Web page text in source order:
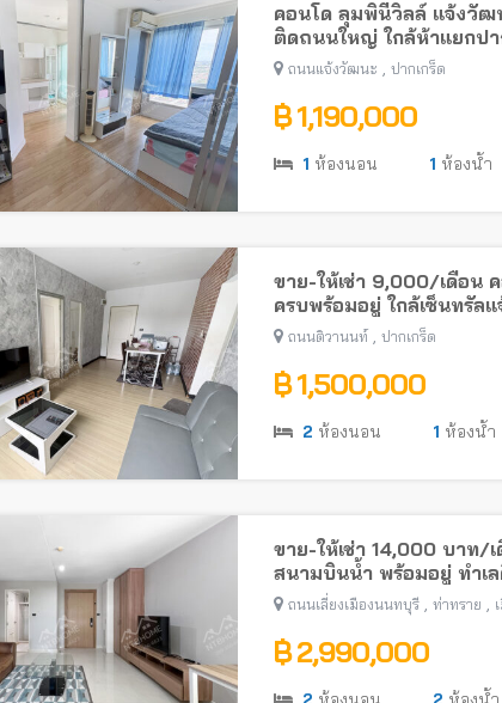
คอนโด ลุมพินีวิลล์ แจ้งวัฒ
ติดถนนใหญ่ ใกล้ห้าแยกปา
ถนนแจ้งวัฒนะ , ปากเกร็ด
฿ 1,190,000
1 ห้องนอน 1 ห้องน้ำ
ขาย-ให้เช่า 9,000/เดือน
ครบพร้อมอยู่ ใกล้เซ็นทรัลแ
ถนนติวานนท์ , ปากเกร็ด
฿ 1,500,000
2 ห้องนอน 1 ห้องน้ำ
ขาย-ให้เช่า 14,000 บาท/
สนามบินน้ำ พร้อมอยู่ ทำเ
ถนนเลี่ยงเมืองนนทบุรี ท่าทราย
฿ 2,990,000